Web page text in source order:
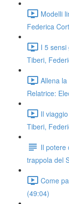
Modelli
Federica
I 5
Tiberi,
Allena
Relatrice:
Il
Tiberi,
Il potere
trappola del
Come
(49:04)